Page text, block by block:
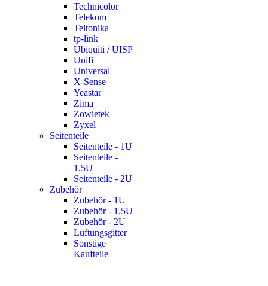
Technicolor
Telekom
Teltonika
tp-link
Ubiquiti / UISP
Unifi
Universal
X-Sense
Yeastar
Zima
Zowietek
Zyxel
Seitenteile
Seitenteile - 1U
Seitenteile -
1.5U
Seitenteile - 2U
Zubehör
Zubehör - 1U
Zubehör - 1.5U
Zubehör - 2U
Lüftungsgitter
Sonstige
Kaufteile